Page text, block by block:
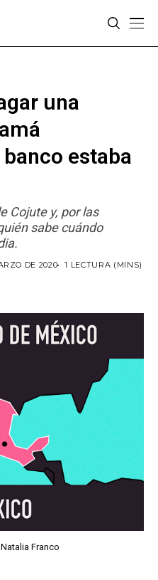
una
estaba
Cojute y, por las
sabe cuándo
DE 2020 1 LECTURA (MINS)
Franco